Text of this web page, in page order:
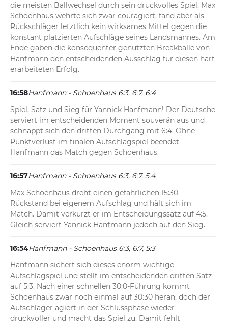
die meisten Ballwechsel durch sein druckvolles Spiel. Max
Schoenhaus wehrte sich zwar couragiert, fand aber als
Rückschläger letztlich kein wirksames Mittel gegen die
konstant platzierten Aufschläge seines Landsmannes. Am
Ende gaben die konsequenter genutzten Breakbälle von
Hanfmann den entscheidenden Ausschlag für diesen hart
erarbeiteten Erfolg.
16:58Hanfmann - Schoenhaus 6:3, 6:7, 6:4
Spiel, Satz und Sieg für Yannick Hanfmann! Der Deutsche
serviert im entscheidenden Moment souverän aus und
schnappt sich den dritten Durchgang mit 6:4. Ohne
Punktverlust im finalen Aufschlagspiel beendet
Hanfmann das Match gegen Schoenhaus.
16:57Hanfmann - Schoenhaus 6:3, 6:7, 5:4
Max Schoenhaus dreht einen gefährlichen 15:30-
Rückstand bei eigenem Aufschlag und hält sich im
Match. Damit verkürzt er im Entscheidungssatz auf 4:5.
Gleich serviert Yannick Hanfmann jedoch auf den Sieg.
16:54Hanfmann - Schoenhaus 6:3, 6:7, 5:3
Hanfmann sichert sich dieses enorm wichtige
Aufschlagspiel und stellt im entscheidenden dritten Satz
auf 5:3. Nach einer schnellen 30:0-Führung kommt
Schoenhaus zwar noch einmal auf 30:30 heran, doch der
Aufschläger agiert in der Schlussphase wieder
druckvoller und macht das Spiel zu. Damit fehlt